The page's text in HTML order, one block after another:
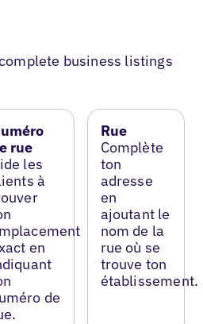
business listings
rue
les
à
en
de
Rue
Complète
ton
adresse
en
ajoutant le
nom de la
rue où se
trouve ton
établissement.